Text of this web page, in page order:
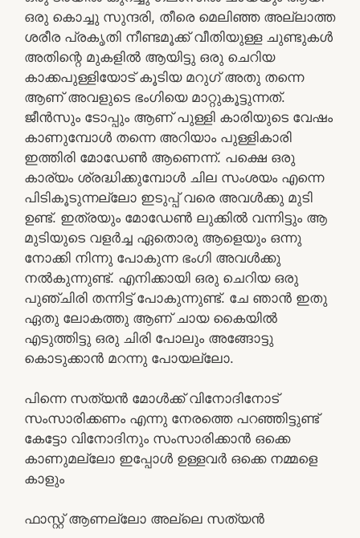
ഒരു കൊച്ചു സുന്ദരി, തീരെ മെലിഞ്ഞ അല്ലാത്ത
ശരീര പ്രകൃതി നീണ്ടമൂക്ക് വീതിയുള്ള ചുണ്ടുകൾ
അതിന്റെ മുകളിൽ ആയിട്ടു ഒരു ചെറിയ
കാക്കപുള്ളിയോട് കൂടിയ മറുഗ് അതു തന്നെ
ആണ് അവളുടെ ഭംഗിയെ മാറ്റുകൂട്ടുന്നത്.
ജീൻസും ടോപ്പും ആണ് പുള്ളി കാരിയുടെ വേഷം
കാണുമ്പോൾ തന്നെ അറിയാം പുള്ളികാരി
ഇത്തിരി മോഡേൺ ആണെന്ന്. പക്ഷെ ഒരു
കാര്യം ശ്രദ്ധിക്കുമ്പോൾ ചില സംശയം എന്നെ
പിടികൂടുന്നല്ലോ ഇടുപ്പ് വരെ അവൾക്കു മുടി
ഉണ്ട്. ഇത്രയും മോഡേൺ ലുക്കിൽ വന്നിട്ടും ആ
മുടിയുടെ വളർച്ച ഏതൊരു ആളെയും ഒന്നു
നോക്കി നിന്നു പോകുന്ന ഭംഗി അവൾക്കു
നൽകുന്നുണ്ട്. എനിക്കായി ഒരു ചെറിയ ഒരു
പുഞ്ചിരി തന്നിട്ട് പോകുന്നുണ്ട്. ചേ ഞാൻ ഇതു
ഏതു ലോകത്തു ആണ് ചായ കൈയിൽ
എടുത്തിട്ടു ഒരു ചിരി പോലും അങ്ങോട്ടു
കൊടുക്കാൻ മറന്നു പോയല്ലോ.
പിന്നെ സത്യൻ മോൾക്ക് വിനോദിനോട്
സംസാരിക്കണം എന്നു നേരത്തെ പറഞ്ഞിട്ടുണ്ട്
കേട്ടോ വിനോദിനും സംസാരിക്കാൻ ഒക്കെ
കാണുമല്ലോ ഇപ്പോൾ ഉള്ളവർ ഒക്കെ നമ്മളെ
കാളും
ഫാസ്റ്റ് ആണല്ലോ അല്ലെ സത്യൻ